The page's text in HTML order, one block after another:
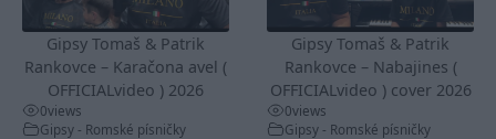
Gipsy Tomaš & Patrik
Rankovce – Karačona avel (
OFFICIALvideo ) 2026
0views
Gipsy - Romské písničky
Gipsy Tomaš & Patrik
Rankovce – Nabajines (
OFFICIALvideo ) cover 2026
0views
Gipsy - Romské písničky